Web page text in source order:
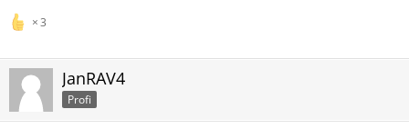
3
JanRAV4
Profi